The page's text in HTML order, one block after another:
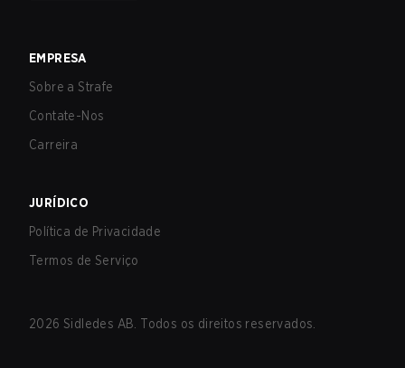
EMPRESA
Sobre a Strafe
Contate-Nos
Carreira
JURÍDICO
Política de Privacidade
Termos de Serviço
2026 Sidledes AB. Todos os direitos reservados.